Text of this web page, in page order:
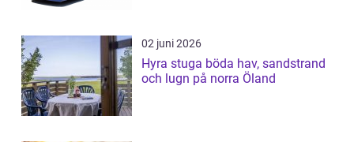
02 juni 2026
Hyra stuga böda hav, sandstrand
och lugn på norra Öland